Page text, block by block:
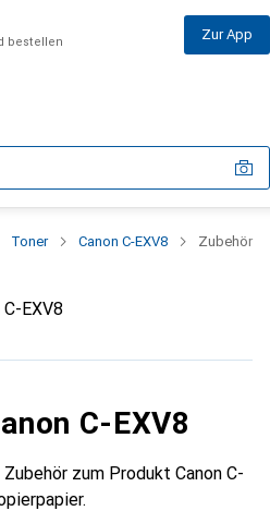
bestellen Zur App
Toner Canon C-EXV8 Zubehör
C-EXV8
C-EXV8
zum Produkt Canon C-